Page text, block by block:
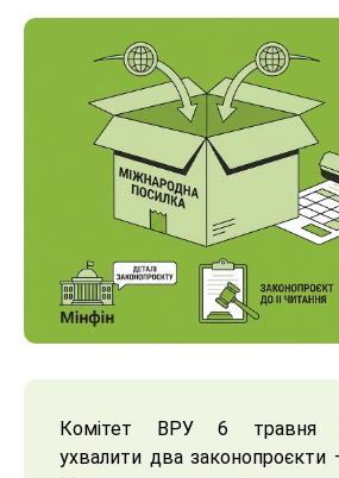
Комітет ВРУ 6 травня
ухвалити два законопроєкти